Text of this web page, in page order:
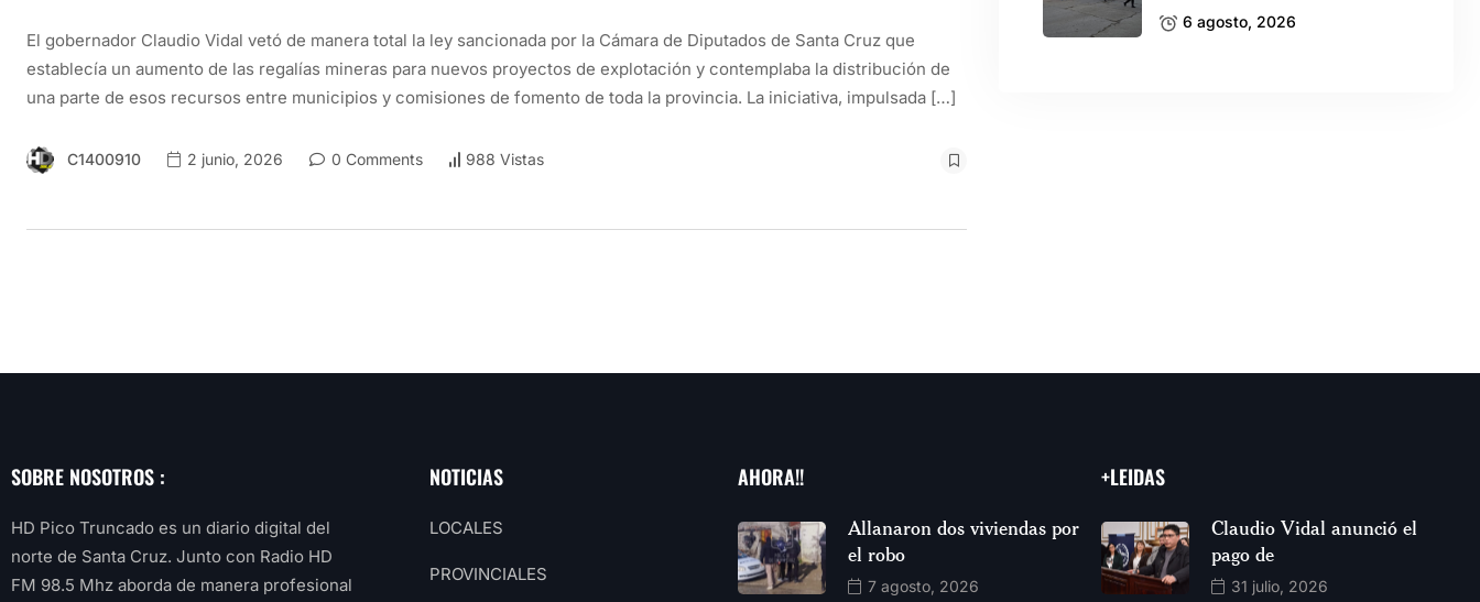
El gobernador Claudio Vidal vetó de manera total la ley sancionada por la Cámara de Diputados de Santa Cruz que
establecía un aumento de las regalías mineras para nuevos proyectos de explotación y contemplaba la distribución de
una parte de esos recursos entre municipios y comisiones de fomento de toda la provincia. La iniciativa, impulsada […]
C1400910 2 junio, 2026 0 Comments 988 Vistas
6 agosto, 2026
SOBRE NOSOTROS :
HD Pico Truncado es un diario digital del
norte de Santa Cruz. Junto con Radio HD
FM 98.5 Mhz aborda de manera profesional
NOTICIAS
LOCALES
PROVINCIALES
AHORA!!
Allanaron dos viviendas por
el robo
7 agosto, 2026
+LEIDAS
Claudio Vidal anunció el
pago de
31 julio, 2026